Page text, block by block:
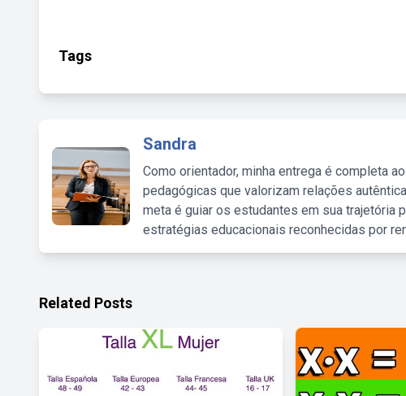
Tags
Sandra
Como orientador, minha entrega é completa
pedagógicas que valorizam relações
meta é guiar os estudantes em sua trajetória
estratégias educacionais reconhecidas por
Related Posts